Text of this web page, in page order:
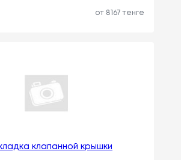
от 8167 тенге
клапанной крышки